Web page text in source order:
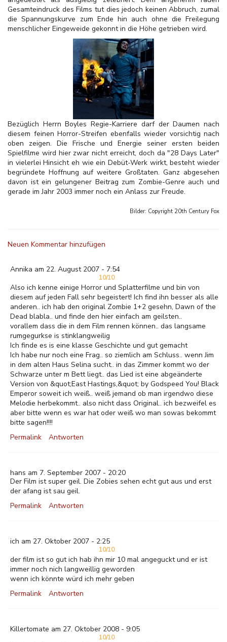
Gesamteindruck des Films tut dies jedoch keinen Abbruch, zumal
die Spannungskurve zum Ende hin auch ohne die Freilegung
menschlicher Eingeweide gekonnt in die Höhe getrieben wird.
Bezüglich Herrn Boyles Regie-Karriere darf der Daumen nach
diesem feinen Horror-Streifen ebenfalls wieder vorsichtig nach
oben zeigen. Die Frische und Energie seiner ersten beiden
Spielfilme wird hier zwar nicht erreicht, doch da "28 Days Later"
in vielerlei Hinsicht eh wie ein Debüt-Werk wirkt, besteht wieder
begründete Hoffnung auf weitere Großtaten. Ganz abgesehen
davon ist ein gelungener Beitrag zum Zombie-Genre auch und
gerade im Jahr 2003 immer noch ein Anlass zur Freude.
Bilder: Copyright 20th Century Fox
Neuen Kommentar hinzufügen
Annika am 22. August 2007 - 7:54
10/10
Also ich kenne einige Horror und Splatterfilme und bin von
diesem auf jeden Fall sehr begeistert! Ich find ihn besser als alle
anderen.. ich hab den original Zombie 1+2 gesehn, Dawn of the
Dead blabla.. und finde den hier einfach am geilsten..
vorallem dass die in dem Film rennen können.. das langsame
rumgegurkse is stinklangweilig
Ich finde es is eine klasse Geschichte und gut gemacht
Ich habe nur noch eine Frag.. so ziemlich am Schluss.. wenn Jim
in dem alten Haus Selina sucht.. in das Zimmer kommt wo der
Schwarze unter m Bett liegt.. das Lied ist eine abgeänderte
Version von &quot;East Hastings,&quot; by Godspeed You! Black
Emperor soweit ich weiß.. weiß jemand ob man irgendwo diese
Melodie herbekommt.. also nicht dass Original.. ich bezweifel es
aber bitte wenn es war hat oder weiß wo man sowas bekommt
bitte sagen!!!!
Permalink
Antworten
hans am 7. September 2007 - 20:20
Der Film ist super geil. Die Zobies sehen echt gut aus und erst
der afang ist sau geil.
Permalink
Antworten
ich am 27. Oktober 2007 - 2:25
10/10
der film ist so gut ich hab ihn mir 10 mal angeguckt und er ist
immer noch nich langweillig geworden
wenn ich könnte würd ich mehr geben
Permalink
Antworten
Killertomate am 27. Oktober 2008 - 9:05
10/10